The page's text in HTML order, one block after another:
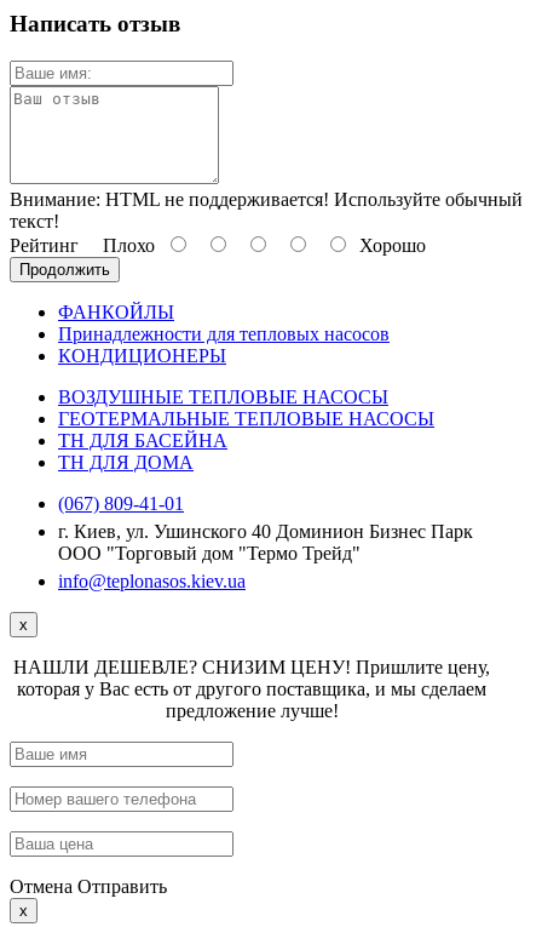
Написать отзыв
Внимание: HTML не поддерживается! Используйте обычный
текст!
Рейтинг Плохо Хорошо
Продолжить
ФАНКОЙЛЫ
Принадлежности для тепловых насосов
КОНДИЦИОНЕРЫ
ВОЗДУШНЫЕ ТЕПЛОВЫЕ НАСОСЫ
ГЕОТЕРМАЛЬНЫЕ ТЕПЛОВЫЕ НАСОСЫ
ТН ДЛЯ БАСЕЙНА
ТН ДЛЯ ДОМА
(067) 809-41-01
г. Киев, ул. Ушинского 40 Доминион Бизнес Парк
ООО "Торговый дом "Термо Трейд"
info@teplonasos.kiev.ua
x
НАШЛИ ДЕШЕВЛЕ? СНИЗИМ ЦЕНУ! Пришлите цену,
которая у Вас есть от другого поставщика, и мы сделаем
предложение лучше!
Отмена Отправить
x